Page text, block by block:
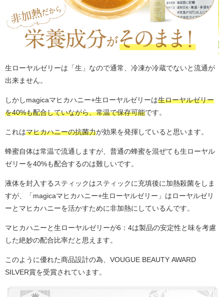
生ローヤルゼリーは「生」なので通常、冷凍か冷蔵でないと流通が
出来ません。
しかしmagicaマヒカハニー+生ローヤルゼリーは生ローヤルゼリー
を40%も配合していながら、常温で保存可能です。
これはマヒカハニーの抗菌力が効果を発揮していると思います。
蜂蜜自体は常温で流通しますが、普通の蜂蜜を混ぜても生ローヤル
ゼリーを40%も配合するのは難しいです。
液体を封入するスティックはスティックに充填後に加熱殺菌をしま
すが、「magicaマヒカハニー+生ローヤルゼリー」はローヤルゼリ
ーとマヒカハニーを活かすために非加熱にしているんです。
マヒカハニーと生ローヤルゼリーが6：4は製品の安定性と味を考慮
した絶妙の配合比率だと思えます。
このように優れた商品設計の為、 VOUGUE BEAUTY AWARD
SILVER賞を受賞されています。